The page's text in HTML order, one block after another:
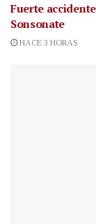
Fuerte
Sonsonate
HACE 3 HORAS